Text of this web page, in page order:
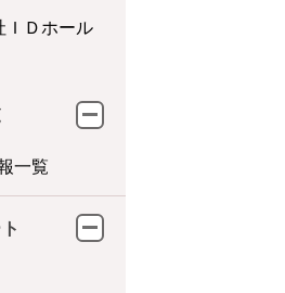
Ｄホール
一覧